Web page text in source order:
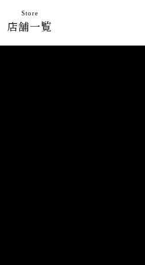
店舗一覧
Store